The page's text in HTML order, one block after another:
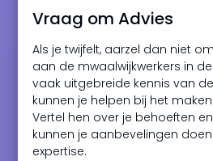
Vraag om Advies
Als je twijfelt, aarzel dan niet
aan de mwaalwijkwerkers in
vaak uitgebreide kennis van
kunnen je helpen bij het
Vertel hen over je behoeften
kunnen je aanbevelingen
expertise.